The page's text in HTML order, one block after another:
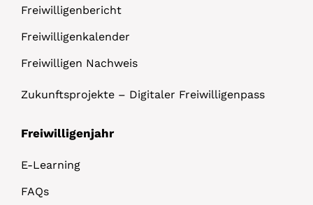
Freiwilligenbericht
Freiwilligenkalender
Freiwilligen Nachweis
Zukunftsprojekte – Digitaler Freiwilligenpass
Freiwilligenjahr
E-Learning
FAQs